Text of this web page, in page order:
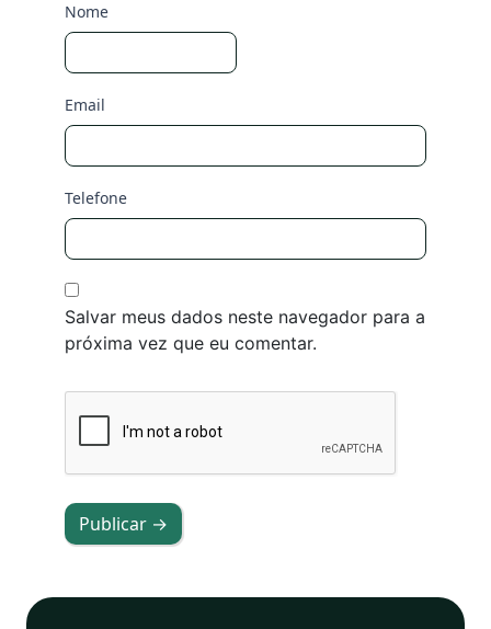
Nome
Email
Telefone
Salvar meus dados neste navegador para a
próxima vez que eu comentar.
Publicar →